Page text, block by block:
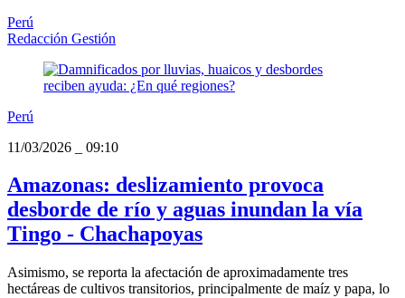
Perú
Redacción Gestión
Perú
11/03/2026
09:10
Amazonas: deslizamiento provoca
desborde de río y aguas inundan la vía
Tingo - Chachapoyas
Asimismo, se reporta la afectación de aproximadamente tres
hectáreas de cultivos transitorios, principalmente de maíz y papa, lo